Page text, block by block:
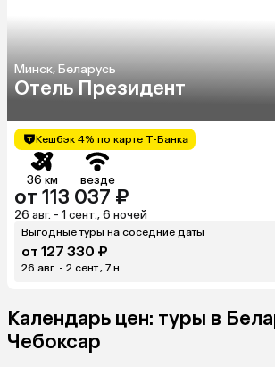
Минск, Беларусь
Отель Президент
Кешбэк 4% по карте Т-Банка
36 км везде
от 113 037 ₽
26 авг. - 1 сент., 6 ночей
Выгодные туры на соседние даты
от 127 330 ₽
26 авг. - 2 сент., 7 н.
Календарь цен: туры в
Чебоксар